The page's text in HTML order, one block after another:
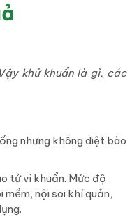
khử khuẩn là gì, các
nhưng không diệt bào
tử vi khuẩn. Mức độ
nội soi khí quản,